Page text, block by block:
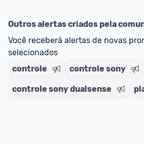
Outros alertas criados pela
Você receberá alertas de novas
selecionados
controle
controle sony
controle sony dualsense